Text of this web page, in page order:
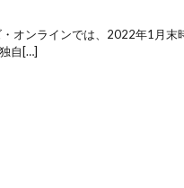
オンラインでは、2022年1月末
自[…]